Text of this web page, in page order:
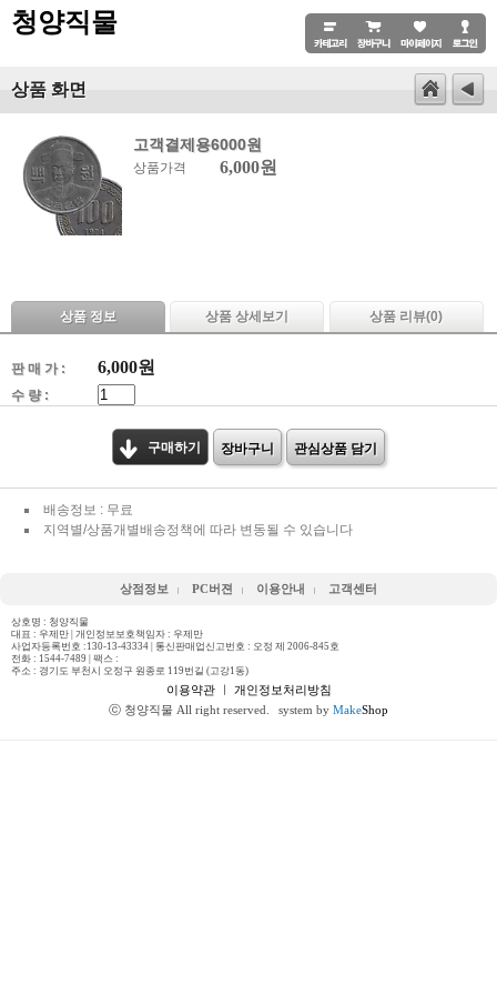
청양직물
상품 화면
고객결제용6000원
상품가격 6,000원
상품 정보 상품 상세보기 상품 리뷰(0)
판 매 가 : 6,000원
수 량 :
구매하기 장바구니 관심상품 담기
배송정보 : 무료
지역별/상품개별배송정책에 따라 변동될 수 있습니다
상점정보 PC버젼 이용안내 고객센터
상호명 : 청양직물
대표 : 우제만 | 개인정보보호책임자 : 우제만
사업자등록번호 :130-13-43334 | 통신판매업신고번호 : 오정 제 2006-845호
전화 : 1544-7489 | 팩스 :
주소 : 경기도 부천시 오정구 원종로 119번길 (고강1동)
이용약관ㅣ 개인정보처리방침
ⓒ 청양직물 All right reserved.
system by MakeShop